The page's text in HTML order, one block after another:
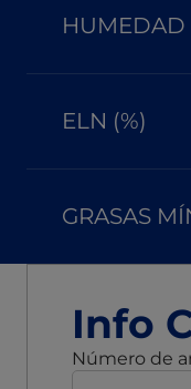
HUMEDAD
ELN (%)
GRASAS
Info
Número de